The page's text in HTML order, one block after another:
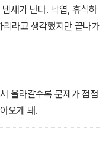
는 지나갔다. 우리는 화학
베세가 말한 것처럼 '어른
밖에 없다. 흰 고래를 죽
한 물질에 굴복해서는
는 실수를 하고 그것을
기 위해 존재한다. 우리
하고 복잡하지만 지성
그 주위를 돌면서 찔러
나 없으면 만들어야 한
새가 난다. 낙엽, 휴식하
리라고 생각했지만 끝나가
올라갈수록 문제가 점점
오게 돼.